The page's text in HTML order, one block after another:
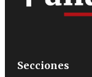
Secciones